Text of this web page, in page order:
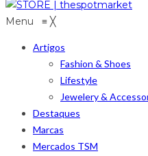
Menu ≡ ╳
Artigos
Fashion & Shoes
Lifestyle
Jewelery &
Destaques
Marcas
Mercados TSM